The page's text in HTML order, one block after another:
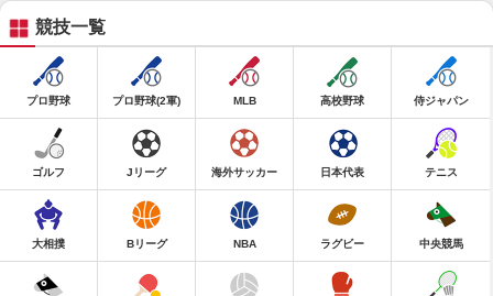
競技一覧
プロ野球 プロ野球(2軍) MLB 高校野球 侍ジャパン
ゴルフ Jリーグ 海外サッカー 日本代表 テニス
大相撲 Bリーグ NBA ラグビー 中央競馬